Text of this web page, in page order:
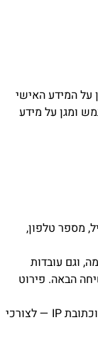
על המידע האישי
ומגן על מידע
מספר טלפון,
וגם עובדות
הבאה. פירוט
סוג הדפדפן, מערכת הפעלה, וכתובת IP — לצורכי